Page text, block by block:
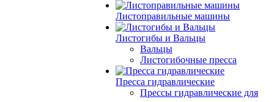
Листоправильные машины
Листогибы и Вальцы
Вальцы
Листогибочные пресса
Пресса гидравлические
Прессы гидравлические для